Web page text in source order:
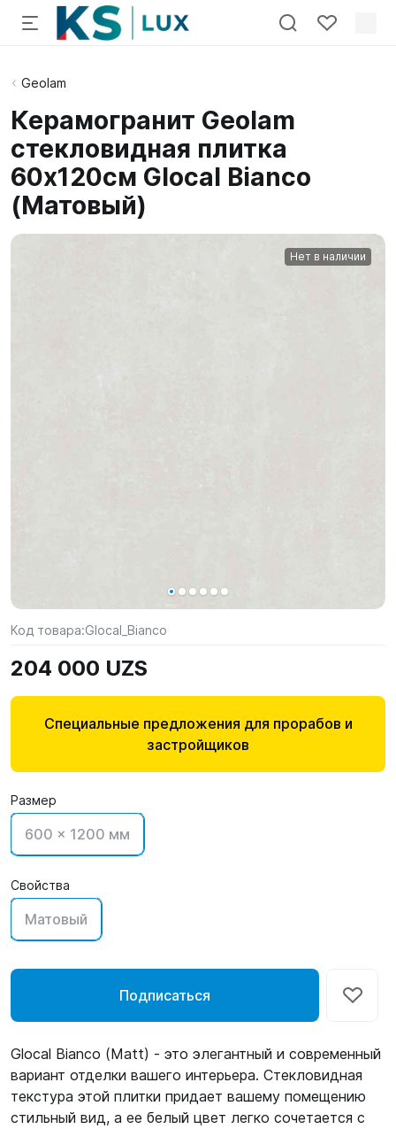
Geolam
Керамогранит Geolam
стекловидная плитка
60х120см Glocal Bianco
(Матовый)
Нет в наличии
Код товара:Glocal_Bianco
204 000 UZS
Специальные предложения для прорабов и
застройщиков
Размер
600 x 1200 мм
Свойства
Матовый
Подписаться
Glocal Bianco (Matt) - это элегантный и современный
вариант отделки вашего интерьера. Стекловидная
текстура этой плитки придает вашему помещению
стильный вид, а ее белый цвет легко сочетается с